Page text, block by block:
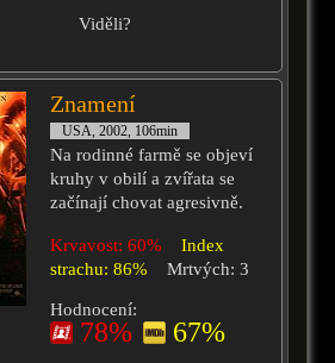
Viděli?
Znamení
USA, 2002, 106min
Na rodinné farmě se objeví
kruhy v obilí a zvířata se
začínají chovat agresivně.
Krvavost: 60%
Index
strachu: 86%
Mrtvých: 3
Hodnocení:
78% 67%